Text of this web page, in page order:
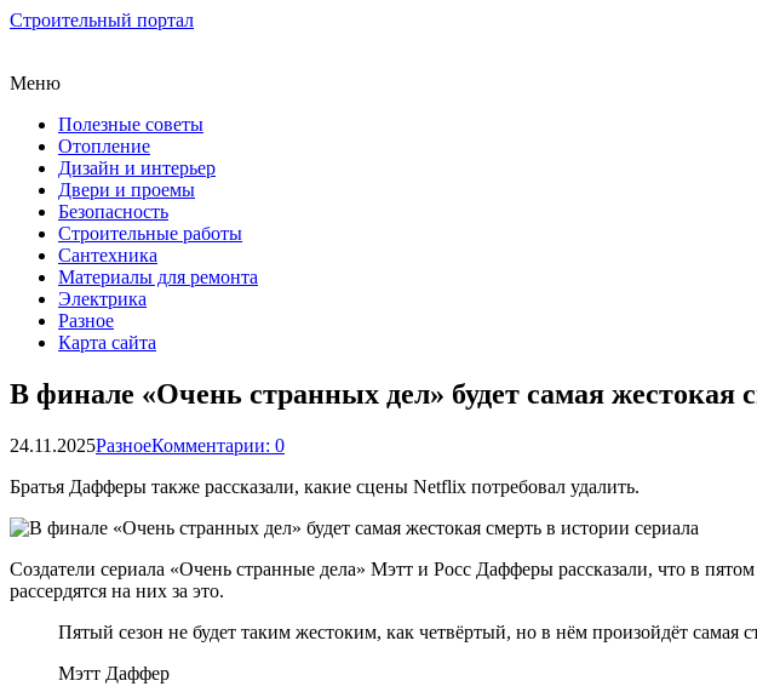
Строительный портал
Меню
Полезные советы
Отопление
Дизайн и интерьер
Двери и проемы
Безопасность
Строительные работы
Сантехника
Материалы для ремонта
Электрика
Разное
Карта сайта
В финале «Очень странных дел» будет самая жестокая
24.11.2025РазноеКомментарии: 0
Братья Дафферы также рассказали, какие сцены Netflix потребовал удалить.
Создатели сериала «Очень странные дела» Мэтт и Росс Дафферы рассказали, что в
рассердятся на них за это.
Пятый сезон не будет таким жестоким, как четвёртый, но в нём произойдёт самая
Мэтт Даффер